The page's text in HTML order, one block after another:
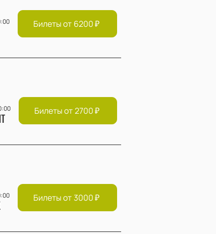
Билеты от 6200₽
Билеты от 2700₽
Билеты от 3000₽